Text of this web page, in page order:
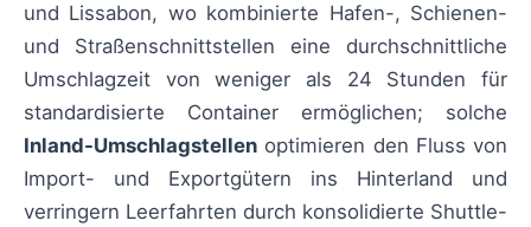
und Lissabon, wo kombinierte Hafen-, Schienen-
und Straßenschnittstellen eine durchschnittliche
Umschlagzeit von weniger als 24 Stunden für
standardisierte Container ermöglichen; solche
Inland-Umschlagstellen optimieren den Fluss von
Import- und Exportgütern ins Hinterland und
verringern Leerfahrten durch konsolidierte Shuttle-